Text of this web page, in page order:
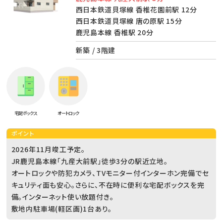
西日本鉄道貝塚線 香椎花園前駅 12分
西日本鉄道貝塚線 唐の原駅 15分
鹿児島本線 香椎駅 20分
新築 / 3階建
宅配ボックス オートロック
ポイント
2026年11月竣工予定。
JR鹿児島本線「九産大前駅」徒歩3分の駅近立地。
オートロックや防犯カメラ、TVモニター付インターホン完備でセ
キュリティ面も安心。さらに、不在時に便利な宅配ボックスを完
備。インターネット使い放題付き。
敷地内駐車場(軽区画)1台あり。